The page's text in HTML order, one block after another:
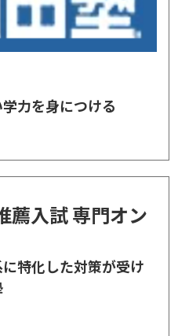
力を身につける
薦入試 専門オン
特化した対策が受け